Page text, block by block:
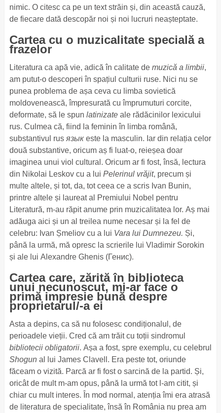
nimic. O citesc ca pe un text străin și, din această cauză,
de fiecare dată descopăr noi și noi lucruri neașteptate.
Cartea cu o muzicalitate specială a
frazelor
Literatura ca apă vie, adică în calitate de muzică a limbii,
am putut-o descoperi în spațiul culturii ruse. Nici nu se
punea problema de așa ceva cu limba sovietică
moldovenească, împresurată cu împrumuturi corcite,
deformate, să le spun latinizateale rădăcinilor lexicului
rus. Culmea că, fiind la feminin în limba română,
substantivul rus язык este la masculin. Iar din relația celor
două substantive, oricum aș fi luat-o, reieșea doar
imaginea unui viol cultural. Oricum ar fi fost, însă, lectura
din Nikolai Leskov cu a lui Pelerinul vrăjit, precum și
multe altele, și tot, da, tot ceea ce a scris Ivan Bunin,
printre altele și laureat al Premiului Nobel pentru
Literatură, m-au răpit anume prin muzicalitatea lor. Aș mai
adăuga aici și un al treilea nume necesar și la fel de
celebru: Ivan Șmeliov cu a lui Vara lui Dumnezeu. Și,
până la urmă, mă opresc la scrierile lui Vladimir Sorokin
și ale lui Alexandre Ghenis (Генис).
Cartea care, zărită în biblioteca
unui necunoscut, mi-ar face o
primă impresie bună despre
proprietarul/-a ei
Asta a depins, ca să nu folosesc condiționalul, de
perioadele vieții. Cred că am trăit cu toții sindromul
bibliotecii obligatorii. Așa a fost, spre exemplu, cu celebrul
Shogunal lui James Clavell. Era peste tot, oriunde
făceam o vizită. Parcă ar fi fost o sarcină de la partid. Și,
oricât de mult m-am opus, până la urmă tot l-am citit, și
chiar cu mult interes. În mod normal, atenția îmi era atrasă
de literatura de specialitate, însă în România nu prea am